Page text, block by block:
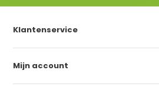
Klantenservice
Mijn account